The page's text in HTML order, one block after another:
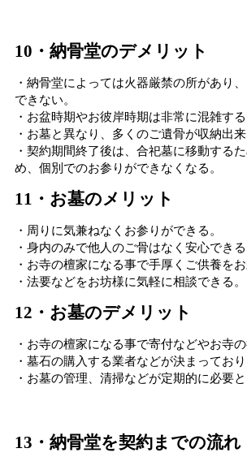
10・納骨堂のデメリット
・納骨堂によっては火器厳禁の所があり
できない。
・お盆時期やお彼岸時期は非常に混雑する
・お墓と異なり、多くのご遺骨が収納出来
・契約期間終了後は、合祀墓に移動する
め、個別でのお参りができなくなる。
11・お墓のメリット
・周りに気兼ねなくお参りができる。
・身内のみで他人のご骨はなく安心できる
・お寺の檀家になる事で手厚くご供養をお
・法要などをお坊様に気軽に相談できる。
12・お墓のデメリット
・お寺の檀家になる事で寄付などやお寺
・墓石の購入する業者などが決まってお
・お墓の管理、清掃などが定期的に必要と
13・納骨堂を契約までの流れ